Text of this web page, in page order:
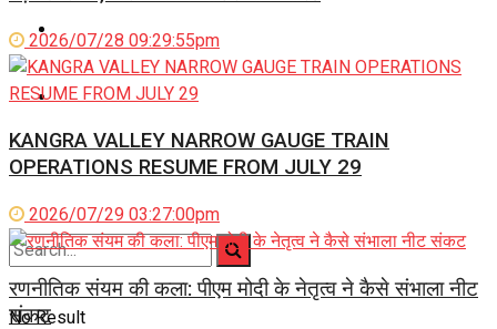
Career
Jyotish Bhagya
No Result
2026/07/28 09:29:55pm
KANGRA VALLEY NARROW GAUGE TRAIN
OPERATIONS RESUME FROM JULY 29
2026/07/29 03:27:00pm
रणनीतिक संयम की कला: पीएम मोदी के नेतृत्व ने कैसे संभाला नीट
संकट